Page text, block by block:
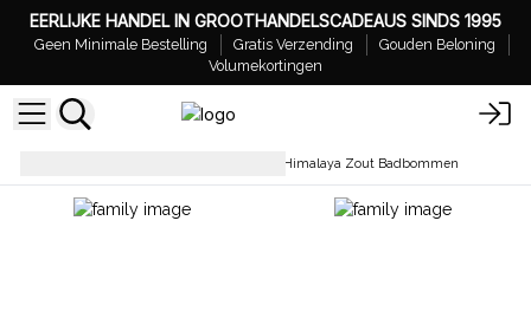
EERLIJKE HANDEL IN GROOTHANDELSCADEAUS SINDS 1995
Geen Minimale Bestelling Gratis Verzending
Gouden Beloning
Volumekortingen
Himalaya Zout Badbommen